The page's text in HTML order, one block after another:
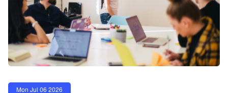
Mon Jul 06 2026